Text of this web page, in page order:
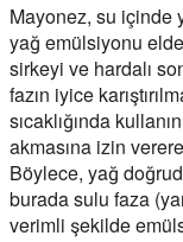
Mayonez, su içinde
yağ emülsiyonu
sirkeyi ve hardalı
fazın iyice
sıcaklığında
akmasına izin
Böylece, yağ
burada sulu faza
verimli şekilde